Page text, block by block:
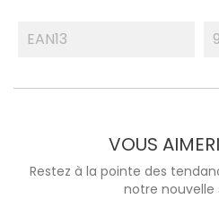
EAN13
VOUS
Restez à la pointe des
notre nouvelle